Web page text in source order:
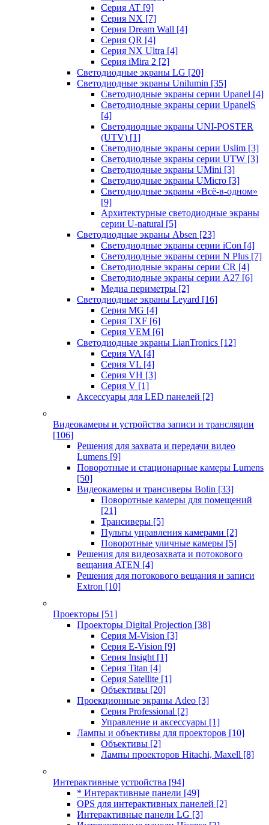
Серия AT [9]
Серия NX [7]
Серия Dream Wall [4]
Серия QR [4]
Серия NX Ultra [4]
Серия iMira 2 [2]
Светодиодные экраны LG [20]
Светодиодные экраны Unilumin [35]
Светодиодные экраны серии Upanel [4]
Светодиодные экраны серии UpanelS
[4]
Светодиодные экраны UNI-POSTER
(UTV) [1]
Светодиодные экраны серии Uslim [3]
Светодиодные экраны серии UTW [3]
Светодиодные экраны UMini [3]
Светодиодные экраны UMicro [3]
Светодиодные экраны «Всё-в-одном»
[9]
Архитектурные светодиодные экраны
серии U-natural [5]
Светодиодные экраны Absen [23]
Светодиодные экраны серии iCon [4]
Светодиодные экраны серии N Plus [7]
Светодиодные экраны серии CR [4]
Светодиодные экраны серии А27 [6]
Медиа периметры [2]
Светодиодные экраны Leyard [16]
Серия MG [4]
Серия TXF [6]
Серия VEM [6]
Светодиодные экраны LianTronics [12]
Серия VA [4]
Серия VL [4]
Серия VH [3]
Серия V [1]
Аксессуары для LED панелей [2]
Видеокамеры и устройства записи и трансляции
[106]
Решения для захвата и передачи видео
Lumens [9]
Поворотные и стационарные камеры Lumens
[50]
Видеокамеры и трансиверы Bolin [33]
Поворотные камеры для помещений
[21]
Трансиверы [5]
Пульты управления камерами [2]
Поворотные уличные камеры [5]
Решения для видеозахвата и потокового
вещания ATEN [4]
Решения для потокового вещания и записи
Extron [10]
Проекторы [51]
Проекторы Digital Projection [38]
Серия M-Vision [3]
Серия E-Vision [9]
Серия Insight [1]
Серия Titan [4]
Серия Satellite [1]
Объективы [20]
Проекционные экраны Adeo [3]
Серия Professional [2]
Управление и аксессуары [1]
Лампы и объективы для проекторов [10]
Объективы [2]
Лампы проекторов Hitachi, Maxell [8]
Интерактивные устройства [94]
* Интерактивные панели [49]
OPS для интерактивных панелей [2]
Интерактивные панели LG [3]